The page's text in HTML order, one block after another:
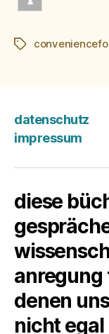
Schlagwörter
datenschutz
impressum
diese
anregung
denen
nicht egal